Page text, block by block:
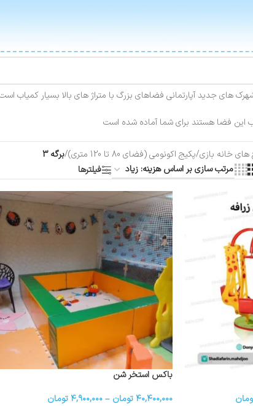
شهرک های جدید آپارتمانی فضاهای بزرگ با متراژ های بالا بسیار
این فضا هستند برای شما آماده شده است
های خانه بازی/پکیج اکونومی (فضای 80 تا 120 متری) /برگه 3
فیلترها
باکس استخر شن
۴۰,۴۰۰,۰۰۰ تومان – ۴,۹۰۰,۰۰۰ تومان